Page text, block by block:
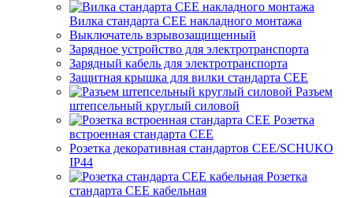
Вилка стандарта CEE накладного монтажа
Выключатель взрывозащищенный
Зарядное устройство для электротранспорта
Зарядный кабель для электротранспорта
Защитная крышка для вилки стандарта CEE
Разъем
штепсельный круглый силовой
Розетка
встроенная стандарта CEE
Розетка декоративная стандартов CEE/SCHUKO
IP44
Розетка
стандарта СЕЕ кабельная